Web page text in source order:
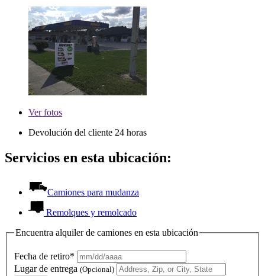
Verfotos
Devolución del cliente 24 horas
Servicios en esta ubicación:
Camiones para mudanza
Remolques y remolcado
Encuentra alquiler de camiones en esta ubicación
Fecha de retiro*
Lugar de entrega (Opcional)